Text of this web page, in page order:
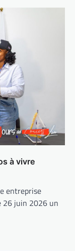
à vivre
entreprise
26 juin 2026 un